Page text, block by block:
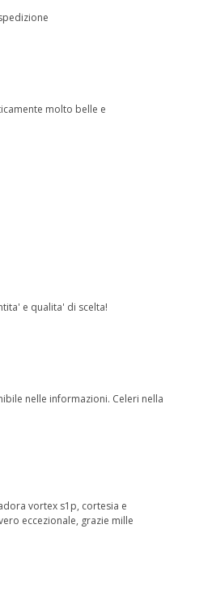
molto belle e
e qualita' di scelta!
nelle informazioni. Celeri nella
vortex s1p, cortesia e
eccezionale, grazie mille